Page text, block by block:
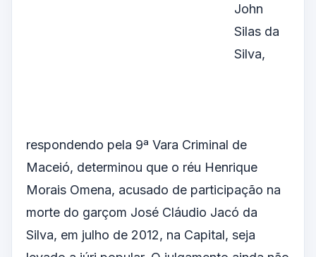
John
Silas da
Silva,
respondendo pela 9ª Vara Criminal de
Maceió, determinou que o réu Henrique
Morais Omena, acusado de participação na
morte do garçom José Cláudio Jacó da
Silva, em julho de 2012, na Capital, seja